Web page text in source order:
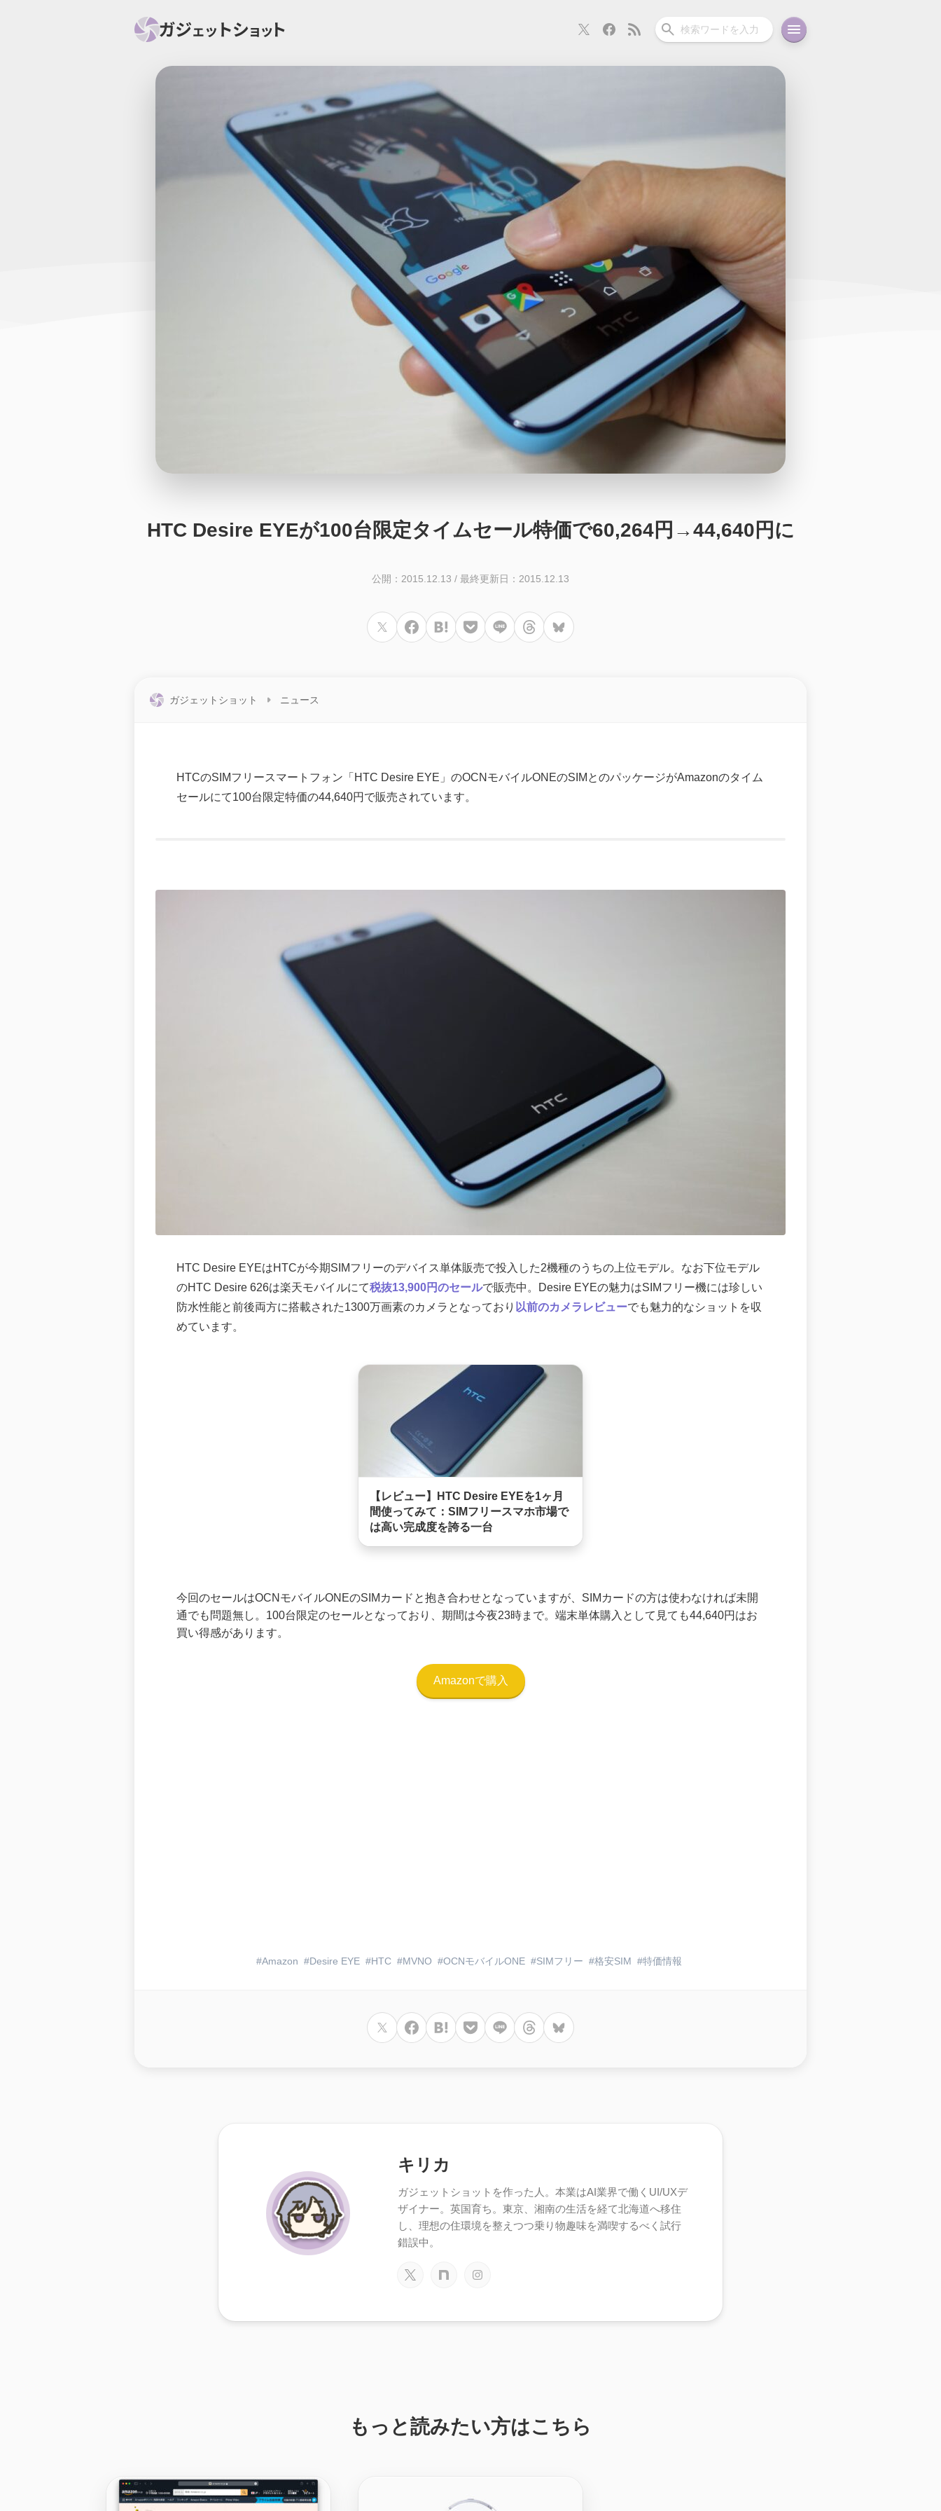
スマホ PC関連 カメラ ウェアラブル スマートホーム
スマートホーム アクションカメラ カメラ 回線 iPhone iPad Android
周辺機器
HTC Desire EYEが100台限定タイムセール特価で60,264円→44,640円に
公開：2015.12.13 / 最終更新日：2015.12.13
ガジェットショット ニュース
HTCのSIMフリースマートフォン「HTC Desire EYE」のOCNモバイルONEのSIMとのパッケージがAmazonのタイム
セールにて100台限定特価の44,640円で販売されています。
HTC Desire EYEはHTCが今期SIMフリーのデバイス単体販売で投入した2機種のうちの上位モデル。なお下位モデル
のHTC Desire 626は楽天モバイルにて税抜13,900円のセールで販売中。Desire EYEの魅力はSIMフリー機には珍しい
防水性能と前後両方に搭載された1300万画素のカメラとなっており 以前のカメラレビューでも魅力的なショットを収
めています。
【レビュー】HTC Desire EYEを1ヶ月
間使ってみて：SIMフリースマホ市場で
は高い完成度を誇る一台
今回のセールはOCNモバイルONEのSIMカードと抱き合わせとなっていますが、SIMカードの方は使わなければ未開
通でも問題無し。100台限定のセールとなっており、期間は今夜23時まで。端末単体購入として見ても44,640円はお
買い得感があります。
Amazonで購入
Amazon Desire EYE HTC MVNO OCNモバイルONE SIMフリー 格安SIM 特価情報
キリカ
ガジェットショットを作った人。本業はAI業界で働くUI/UXデ
ザイナー。英国育ち。東京、湘南の生活を経て北海道へ移住
し、理想の住環境を整えつつ乗り物趣味を満喫するべく試行
錯誤中。
もっと読みたい方はこちら